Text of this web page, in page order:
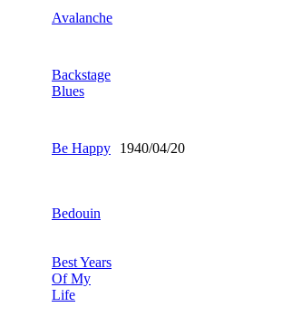
Avalanche
Backstage
Blues
Be Happy 1940/04/20
Bedouin
Best Years
Of My
Life